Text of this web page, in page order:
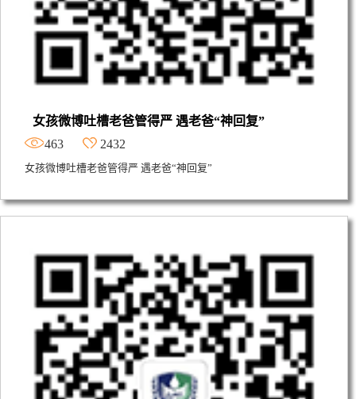
女孩微博吐槽老爸管得严 遇老爸“神回复”
463
2432
女孩微博吐槽老爸管得严 遇老爸“神回复”